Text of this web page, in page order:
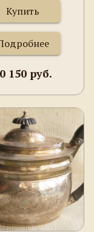
первая половина
20 века, 70 мм.
Купить
150 руб.